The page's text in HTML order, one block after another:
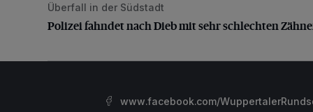
Polizei fahndet nach Dieb mit sehr schlechten Zähnen
Überfall in der Südstadt
Polizei fahndet nach Dieb mit sehr schlechten
www.facebook.com/